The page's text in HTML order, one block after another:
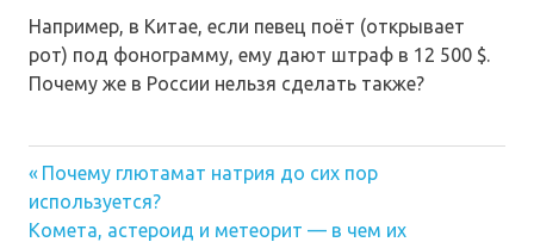
Например, в Китае, если певец поёт (открывает
рот) под фонограмму, ему дают штраф в 12 500 $.
Почему же в России нельзя сделать также?
Навигация
по
Предыдущая
запись:
Почему глютамат натрия до сих пор
используется?
Следующая
Комета, астероид и метеорит — в чем их